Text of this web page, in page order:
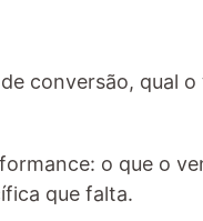
conversão, qual
o que o
que falta.